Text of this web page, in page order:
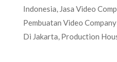
Indonesia, Jasa Video
Pembuatan Video
Di Jakarta, Production